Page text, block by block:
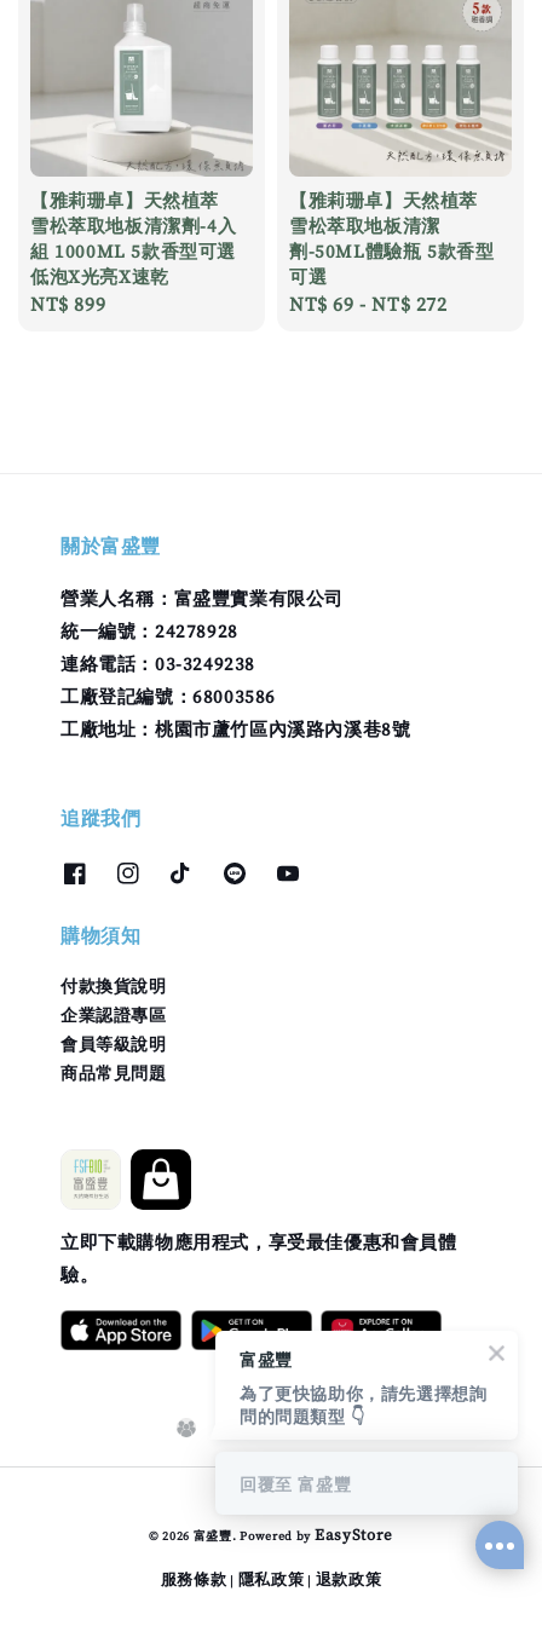
【雅莉珊卓】天然植萃
雪松萃取地板清潔劑-4入
組 1000ML 5款香型可選
低泡X光亮X速乾
Regular
NT$ 899
【雅莉珊卓】天然植萃
雪松萃取地板清潔
劑-50ML體驗瓶 5款香型
可選
Regular
NT$ 69 -NT$ 272
關於富盛豐
營業人名稱：富盛豐實業有限公司
統一編號：24278928
連絡電話：03-3249238
工廠登記編號：68003586
工廠地址：桃園市蘆竹區內溪路內溪巷8號
追蹤我們
購物須知
付款換貨說明
企業認證專區
會員等級說明
商品常見問題
立即下載購物應用程式，享受最佳優惠和會員體
驗。
© 2026 富盛豐. Powered by EasyStore
服務條款 隱私政策 退款政策
富盛豐
為了更快協助你，請先選擇想詢
問的問題類型 👇
回覆至 富盛豐